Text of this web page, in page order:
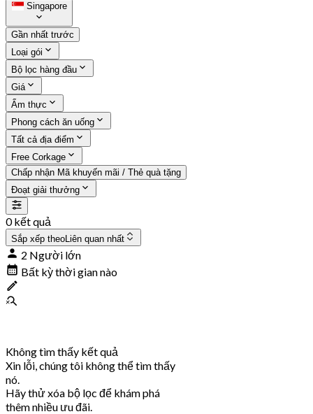
Singapore
Gần nhất trước
Loại gói
Bộ lọc hàng đầu
Giá
Ẩm thực
Phong cách ăn uống
Tất cả địa điểm
Free Corkage
Chấp nhận Mã khuyến mãi / Thẻ quà tặng
Đoạt giải thưởng
0 kết quả
Sắp xếp theoLiên quan nhất
2 Người lớn
Bất kỳ thời gian nào
Không tìm thấy kết quả
Xin lỗi, chúng tôi không thể tìm thấy
nó.
Hãy thử xóa bộ lọc để khám phá
thêm nhiều ưu đãi.